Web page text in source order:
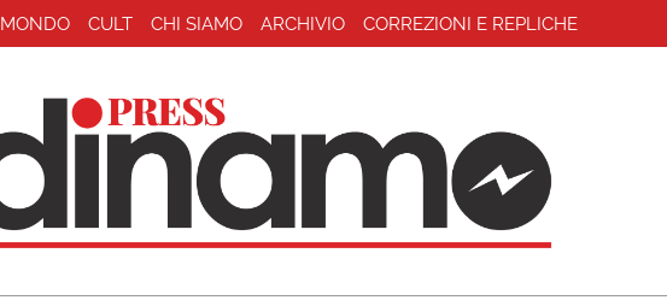
MONDO CULT CHI SIAMO ARCHIVIO CORREZIONI E REPLICHE